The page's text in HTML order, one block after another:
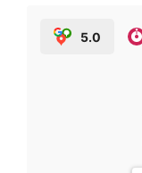
5.0